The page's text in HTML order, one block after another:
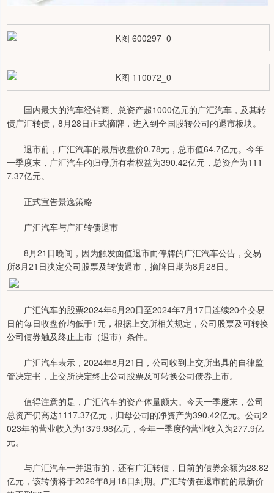
国内最大的汽车经销商、总资产超1000亿元的广汇汽车，及其转
债广汇转债，8月28日正式摘牌，进入到全国股转公司的退市板块。
退市前，广汇汽车的最后收盘价0.78元，总市值64.7亿元。今年
一季度末，广汇汽车的归母所有者权益为390.42亿元，总资产为111
7.37亿元。
正式宣告景逸策略
广汇汽车与广汇转债退市
8月21日晚间，因为触发面值退市而停牌的广汇汽车公告，交易
所8月21日决定公司股票及转债退市，摘牌日期为8月28日。
广汇汽车的股票2024年6月20日至2024年7月17日连续20个交易
日的每日收盘价均低于1元，根据上交所相关规定，公司股票及可转换
公司债券触及终止上市（退市）条件。
广汇汽车表示，2024年8月21日，公司收到上交所出具的自律监
管决定书，上交所决定终止公司股票及可转换公司债券上市。
值得注意的是，广汇汽车的资产体量颇大。今天一季度末，公司
总资产仍高达1117.37亿元，归母公司的净资产为390.42亿元。公司2
023年的营业收入为1379.98亿元，今年一季度的营业收入为277.9亿
元。
与广汇汽车一并退市的，还有广汇转债，目前的债券余额为28.82
亿元，该转债将于2026年8月18日到期。广汇转债在退市前的最新价